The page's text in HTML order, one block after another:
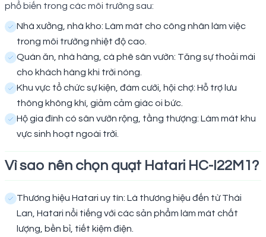
phổ biến trong các môi trường sau:
Nhà xưởng, nhà kho: Làm mát cho công nhân làm việc
trong môi trường nhiệt độ cao.
Quán ăn, nhà hàng, cà phê sân vườn: Tăng sự thoải mái
cho khách hàng khi trời nóng.
Khu vực tổ chức sự kiện, đám cưới, hội chợ: Hỗ trợ lưu
thông không khí, giảm cảm giác oi bức.
Hộ gia đình có sân vườn rộng, tầng thượng: Làm mát khu
vực sinh hoạt ngoài trời.
Vì sao nên chọn quạt Hatari HC-I22M1?
Thương hiệu Hatari uy tín: Là thương hiệu đến từ Thái
Lan, Hatari nổi tiếng với các sản phẩm làm mát chất
lượng, bền bỉ, tiết kiệm điện.